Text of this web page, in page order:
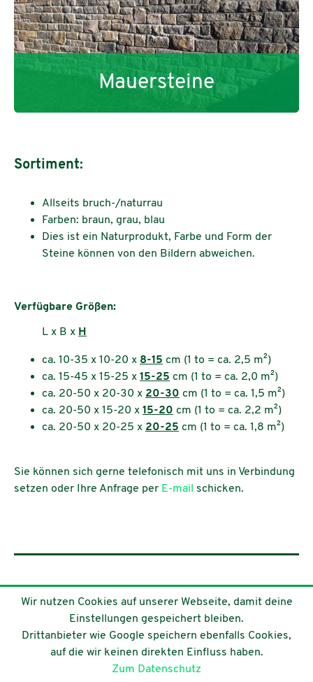
Wir nutzen Cookies auf unserer Webseite, damit deine
Einstellungen gespeichert bleiben.
Drittanbieter wie Google speichern ebenfalls Cookies,
auf die wir keinen direkten Einfluss haben.
Zum Datenschutz
Mauersteine
Sortiment:
Allseits bruch-/naturrau
Farben: braun, grau, blau
Dies ist ein Naturprodukt, Farbe und Form der
Steine können von den Bildern abweichen.
Verfügbare Größen:
L x B x H
ca. 10-35 x 10-20 x 8-15 cm (1 to = ca. 2,5 m²)
ca. 15-45 x 15-25 x 15-25 cm (1 to = ca. 2,0 m²)
ca. 20-50 x 20-30 x 20-30 cm (1 to = ca. 1,5 m²)
ca. 20-50 x 15-20 x 15-20 cm (1 to = ca. 2,2 m²)
ca. 20-50 x 20-25 x 20-25 cm (1 to = ca. 1,8 m²)
Sie können sich gerne telefonisch mit uns in Verbindung
setzen oder Ihre Anfrage per E-mail schicken.
Steinbruch Wirths GmbH
Albertshäuser Str. 1a
Tel.: 09366/9819-0
Fax: 09366/9819-29